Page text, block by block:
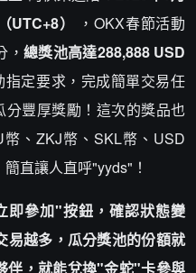
）
，OKX春節活動
， 總獎池高達288,888 USD
指定要求，完成簡單交易任
豐厚獎勵！這次的獎品也
、ZKJ幣、SKL幣、USD
直讓人直呼"yyds"！
即參加"按鈕，確認狀態變
越多，瓜分獎池的份額就
伴，就能兌換"金蛇"卡參與